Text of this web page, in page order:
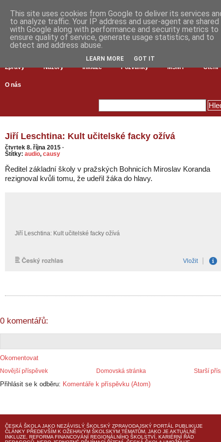
Zprávy Názory Inkluze Pozvánky MŠMT Čtení
O nás
Jiří Leschtina: Kult učitelské facky ožívá
čtvrtek 8. října 2015 ·
Štítky: audio, causy
Ředitel základní školy v pražských Bohnicích Miroslav Koranda
rezignoval kvůli tomu, že udeřil žáka do hlavy.
0 komentářů:
Okomentovat
Novější příspěvek Starší
Domovská stránka
Přihlásit se k odběru: Komentáře k příspěvku (Atom)
ČESKÁ ŠKOLA JAKO NEZÁVISLÝ ŠKOLSKÝ ZPRAVODAJSKÝ PORTÁL PUBLIKUJE
ČLÁNKY PŘEDEVŠÍM K OŽEHAVÝM ŠKOLSKÝM TÉMATŮM, JAKO JE AKTUÁLNĚ
INKLUZE, REFORMA FINANCOVÁNÍ REGIONÁLNÍHO ŠKOLSTVÍ, KARIÉRNÍ ŘÁD
This site uses cookies from Google to deliver its services
to analyze traffic. Your IP address and user-agent are shared
with Google along with performance and security metrics to
ensure quality of service, generate usage statistics, and to
detect and address abuse.
LEARN MORE GOT IT